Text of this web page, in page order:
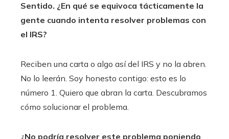
Sentido. ¿En qué se equivoca tácticamente la
gente cuando intenta resolver problemas con
el IRS?
Reciben una carta o algo así del IRS y no la abren.
No lo leerán. Soy honesto contigo: esto es lo
número 1. Quiero que abran la carta. Descubramos
cómo solucionar el problema.
¿No podría resolver este problema poniendo